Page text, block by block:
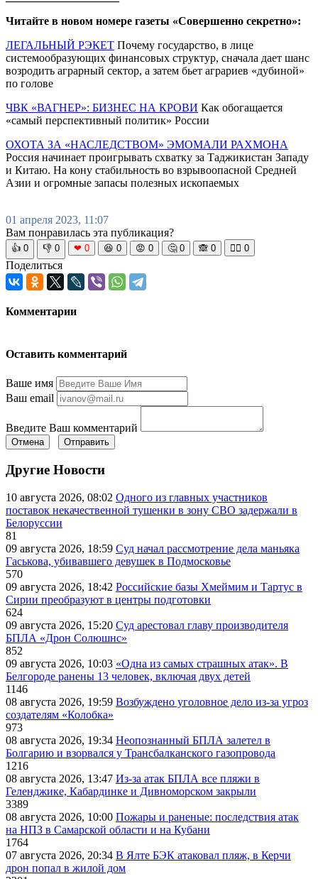
Читайте в новом номере газеты «Совершенно секретно»:
ЛЕГАЛЬНЫЙ РЭКЕТ Почему государство, в лице
системообразующих финансовых структур, сначала дает шанс
возродить аграрный сектор, а затем бьет аграриев «дубиной»
по голове
ЧВК «ВАГНЕР»: БИЗНЕС НА КРОВИ Как обогащается
«самый перспективный политик» России
ОХОТА ЗА «НАСЛЕДСТВОМ» ЭМОМАЛИ РАХМОНА
Россия начинает проигрывать схватку за Таджикистан Западу
и Китаю. На кону стабильность во взрывоопасной Средней
Азии и огромные запасы полезных ископаемых
01 апреля 2023, 11:07
Вам понравилась эта публикация?
👍 0 👎 0 ❤ 0 😆 0 😡 0 🤔 0 🙈 0 🧘‍♀️ 0
Поделиться
Комментарии
Оставить комментарий
Ваше имя
Ваш email
Введите Ваш комментарий
Отмена Отправить
Другие Новости
10 августа 2026, 08:02 Одного из главных участников
поставок некачественной тушенки в зону СВО задержали в
Белоруссии
81
09 августа 2026, 18:59 Суд начал рассмотрение дела маньяка
Гаськова, убивавшего девушек в Подмосковье
570
09 августа 2026, 18:42 Российские базы Хмеймим и Тартус в
Сирии преобразуют в центры подготовки
624
09 августа 2026, 15:20 Суд арестовал главу производителя
БПЛА «Дрон Солюшнс»
852
09 августа 2026, 10:03 «Одна из самых страшных атак». В
Белгороде ранены 13 человек, включая двух детей
1146
08 августа 2026, 19:59 Возбуждено уголовное дело из-за угроз
создателям «Колобка»
973
08 августа 2026, 19:34 Неопознанный БПЛА залетел в
Болгарию и взорвался у Трансбалканского газопровода
1216
08 августа 2026, 13:47 Из-за атак БПЛА все пляжи в
Геленджике, Кабардинке и Дивноморском закрыли
3389
08 августа 2026, 10:00 Пожары и раненые: последствия атак
на НПЗ в Самарской области и на Кубани
1764
07 августа 2026, 20:34 В Ялте БЭК атаковал пляж, в Керчи
дрон попал в жилой дом